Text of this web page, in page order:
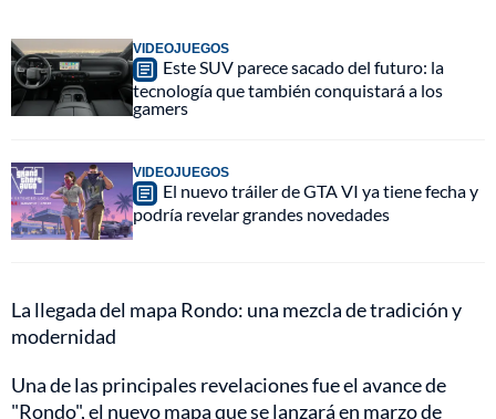
VIDEOJUEGOS
Este SUV parece sacado del futuro: la
tecnología que también conquistará a los
gamers
VIDEOJUEGOS
El nuevo tráiler de GTA VI ya tiene fecha y
podría revelar grandes novedades
La llegada del mapa Rondo: una mezcla de tradición y
modernidad
Una de las principales revelaciones fue el avance de
"Rondo", el nuevo mapa que se lanzará en marzo de